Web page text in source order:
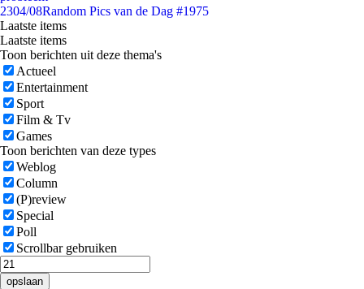
2304/08Random Pics van de Dag #1975
Laatste items
Laatste items
Toon berichten uit deze thema's
Actueel
Entertainment
Sport
Film & Tv
Games
Toon berichten van deze types
Weblog
Column
(P)review
Special
Poll
Scrollbar gebruiken
opslaan